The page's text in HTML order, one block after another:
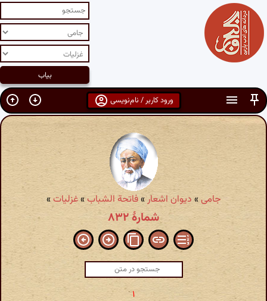
ورود کاربر / نام‌نویسی
جامی» دیوان اشعار»فاتحة الشباب»غزلیات»
شمارهٔ ۸۳۲